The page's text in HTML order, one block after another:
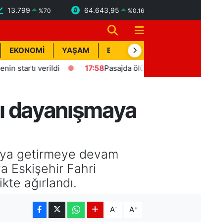
13.799 %70 64.643,95 %0.16
EKONOMİ YAŞAM BİK İLAN
verildi 17:58 Pasajda ölü bulunan Eyüp Can
dayanışmaya
getirmeye devam
Eskişehir Fahri
ağırlandı.
A- A+